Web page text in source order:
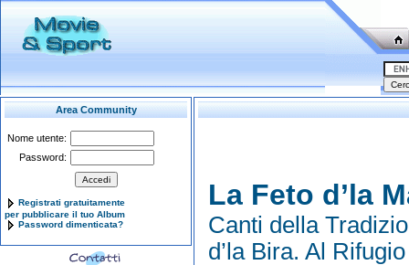
Area Community
Nome utente:
Password:
Registrati gratuitamente
per pubblicare il tuo Album
Password dimenticata?
La Feto d’la
Canti della
d’la Bira. Al